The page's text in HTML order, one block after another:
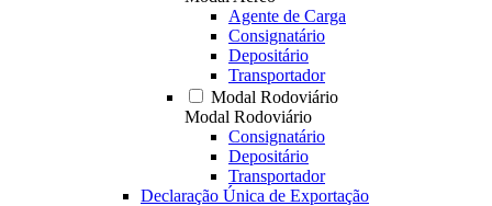
Agente de Carga
Consignatário
Depositário
Transportador
Modal Rodoviário
Modal Rodoviário
Consignatário
Depositário
Transportador
Declaração Única de Exportação